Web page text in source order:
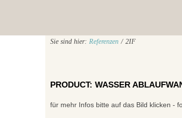
Sie sind hier: Referenzen / 2IF
PRODUCT: WASSER
für mehr Infos bitte auf das Bild klicken -